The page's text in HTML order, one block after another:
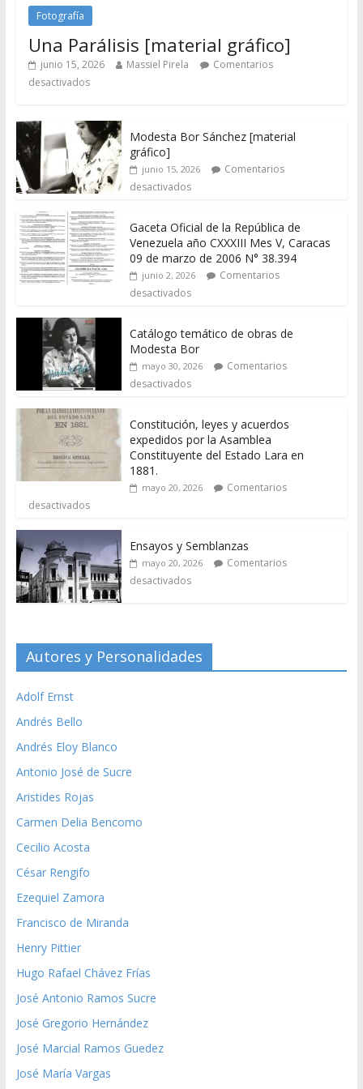
Fotografía
Una Parálisis [material gráfico]
junio 15, 2026 Massiel Pirela
Comentarios
desactivados
Modesta Bor Sánchez [material
gráfico]
junio 15, 2026
Comentarios
desactivados
Gaceta Oficial de la República de
Venezuela año CXXXIII Mes V, Caracas
09 de marzo de 2006 N° 38.394
junio 2, 2026
Comentarios
desactivados
Catálogo temático de obras de
Modesta Bor
mayo 30, 2026
Comentarios
desactivados
Constitución, leyes y acuerdos
expedidos por la Asamblea
Constituyente del Estado Lara en
1881.
mayo 20, 2026
Comentarios
desactivados
Ensayos y Semblanzas
mayo 20, 2026
Comentarios
desactivados
Autores y Personalidades
Adolf Ernst
Andrés Bello
Andrés Eloy Blanco
Antonio José de Sucre
Aristides Rojas
Carmen Delia Bencomo
Cecilio Acosta
César Rengifo
Ezequiel Zamora
Francisco de Miranda
Henry Pittier
Hugo Rafael Chávez Frías
José Antonio Ramos Sucre
José Gregorio Hernández
José Marcial Ramos Guedez
José María Vargas